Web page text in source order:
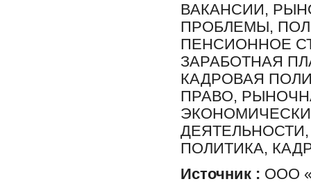
ВАКАНСИИ,
ПРОБЛЕМЫ,
ПЕНСИОННОЕ
ЗАРАБОТНАЯ
КАДРОВАЯ
ПРАВО,
ПОЛИТИКА,
Источник : ООО